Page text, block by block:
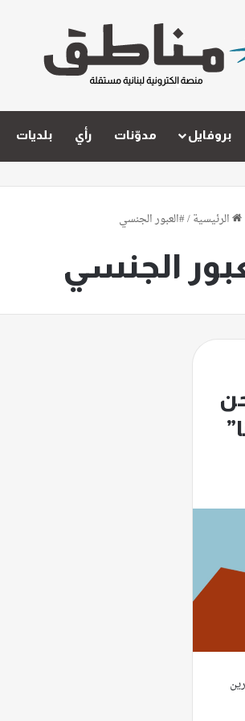
بروفايل مدوّنات رأي بلديات
الرئيسية/#العبور الجنسي
الجنسي